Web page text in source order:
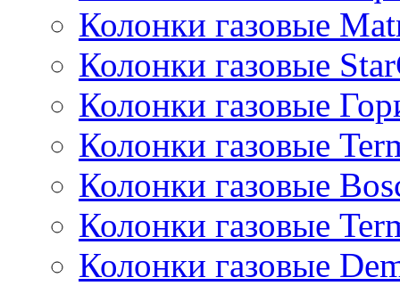
Колонки газовые
Колонки газовые
Колонки газовые
Колонки газовые
Колонки газовые
Колонки газовые
Колонки газовые